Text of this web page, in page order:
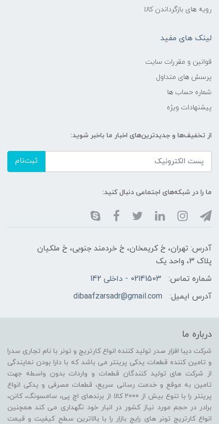
رویه های بازگرداندن کالا
لینک های مفید
قوانین و مقررات سایت
پرسش های متداول
شماره حساب ها
پیشنهادات ویژه
از تخفیف‌ها و جدیدترین‌های اخبار ما باخبر شوید:
ثبت‌نام
ما را در شبکه‌های اجتماعی دنبال کنید:
آدرس: تهران، خ کریمخان، خ خردمند جنوبی، خ ملکیان
پلاک 3، واحد یک
شماره تماس:
02141503 - داخلی 142
آدرس ایمیل:
dibaafzarsadr@gmail.com
درباره ما
شرکت دیبا افزار صدر تولید کننده انواع کارتریج و تونر با نام تجاری سدرا
و تامین کننده قطعات یدکی پرینتر می باشد که با دارا بودن نمایندگی
از شرکت های تولید کنندگان قطعات و واردات بدون واسطه جهت
تامین به موقع و خدمت رسانی سریع، قطعات مصرفی و یدکی انواع
پرینتر را با تنوع بیش از 2000 کالا از برندهای اچ پی، سامسونگ، کانن،
برادر در حجم مورد نیاز کشور در انبار خود نگهداری می کند همچنین
انواع کارتریج تونر های رایج بازار را با بالاترین سطح کیفیت و قیمت